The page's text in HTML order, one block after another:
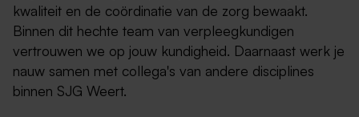
kwaliteit en de coördinatie van de zorg bewaakt.
Binnen dit hechte team van verpleegkundigen
vertrouwen we op jouw kundigheid. Daarnaast werk je
nauw samen met collega's van andere disciplines
binnen SJG Weert.